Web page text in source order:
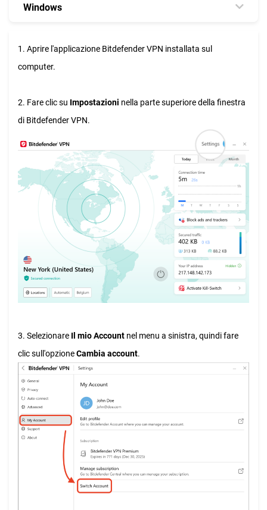
Windows
1. Aprire l'applicazione Bitdefender VPN installata sul
computer.
2. Fare clic su Impostazioni nella parte superiore della finestra
di Bitdefender VPN.
3. Selezionare Il mio Account nel menu a sinistra, quindi fare
clic sull'opzioneCambia account.